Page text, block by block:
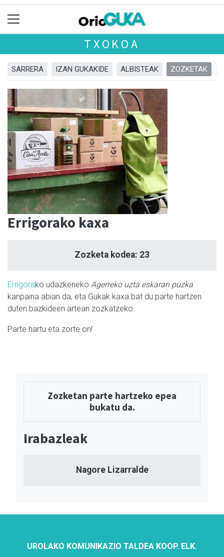
TXOKOA
SARRERA IZAN GUKAKIDE ALBISTEAK ZOZKETAK
Errigorako kaxa
Zozketa kodea: 23
Errigorako udazkeneko Agerreko uzta eskarari puzka
kanpaina abian da, eta Gukak kaxa bat du parte hartzen
duten bazkideen artean zozkatzeko.
Parte hartu eta zorte on!
Zozketan parte hartzeko epea
bukatu da.
Irabazleak
Nagore Lizarralde
UROLAKO KOMUNIKAZIO TALDEA KOOP. ELK.